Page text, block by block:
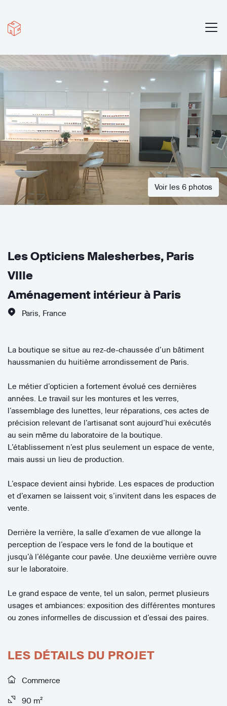
Voir les 6 photos
Les Opticiens Malesherbes, Paris
VIIIe
Aménagement intérieur à Paris
Paris France
La boutique se situe au rez-de-chaussée d’un bâtiment
haussmanien du huitième arrondissement de Paris.
Le métier d’opticien a fortement évolué ces dernières
années. Le travail sur les montures et les verres,
l’assemblage des lunettes, leur réparations, ces actes de
précision relevant de l’artisanat sont aujourd’hui exécutés
au sein même du laboratoire de la boutique.
L’établissement n’est plus seulement un espace de vente,
mais aussi un lieu de production.
L’espace devient ainsi hybride. Les espaces de production
et d’examen se laissent voir, s’invitent dans les espaces de
vente.
Derrière la verrière, la salle d’examen de vue allonge la
perception de l’espace vers le fond de la boutique et
jusqu’à l’élégante cour pavée. Une deuxième verrière ouvre
sur le laboratoire.
Le grand espace de vente, tel un salon, permet plusieurs
usages et ambiances: exposition des différentes montures
ou zones informelles de discussion et d’essai des paires.
LES DÉTAILS DU PROJET
Commerce
90 m²